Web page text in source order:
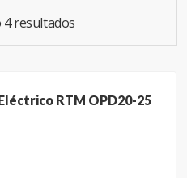
resultados
RTM OPD20-25